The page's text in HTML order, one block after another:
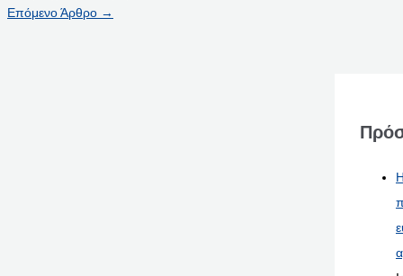
Επόμενο Άρθρο →